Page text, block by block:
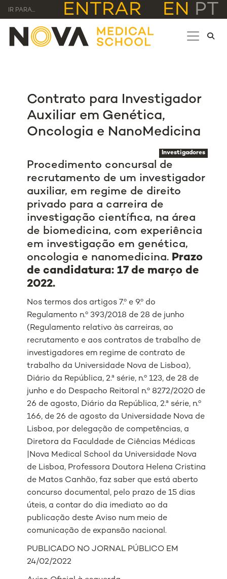
IR PARA... ENTRAR EN PT
Contrato para Investigador
Auxiliar em Genética,
Oncologia e NanoMedicina
Investigadores
Procedimento concursal de
recrutamento de um investigador
auxiliar, em regime de direito
privado para a carreira de
investigação científica, na área
de biomedicina, com experiência
em investigação em genética,
oncologia e nanomedicina. Prazo
de candidatura: 17 de março de
2022.
Nos termos dos artigos 7.º e 9.º do
Regulamento n.º 393/2018 de 28 de junho
(Regulamento relativo às carreiras, ao
recrutamento e aos contratos de trabalho de
investigadores em regime de contrato de
trabalho da Universidade Nova de Lisboa),
Diário da República, 2.ª série, n.º 123, de 28 de
junho e do Despacho Reitoral n.º 8272/2020 de
26 de agosto, Diário da República, 2.ª série, n.º
166, de 26 de agosto da Universidade Nova de
Lisboa, por delegação de competências, a
Diretora da Faculdade de Ciências Médicas
|Nova Medical School da Universidade Nova
de Lisboa, Professora Doutora Helena Cristina
de Matos Canhão, faz saber que está aberto
concurso documental, pelo prazo de 15 dias
úteis, a contar do dia imediato ao da
publicação deste Aviso num meio de
comunicação de expansão nacional.
PUBLICADO NO JORNAL PÚBLICO EM
24/02/2022